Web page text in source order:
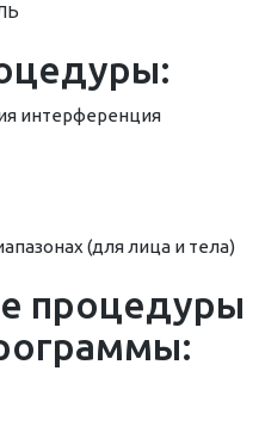
интерференция
(для лица и тела)
процедуры